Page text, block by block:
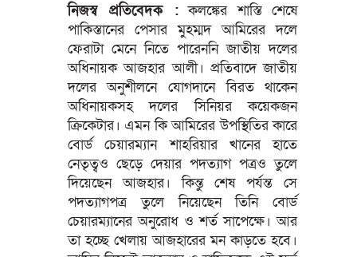
নিজস্ব প্রতিবেদক :কলঙ্কের শাস্তি শেষে
পাকিস্তানের পেসার মুহম্মদ আমিরের দলে
ফেরাটা মেনে নিতে পারেননি জাতীয় দলের
অধিনায়ক আজহার আলী। প্রতিবাদে জাতীয়
দলের অনুশীলনে যোগদানে বিরত থাকেন
অধিনায়কসহ দলের সিনিয়র কয়েকজন
ক্রিকেটার। এমন কি আমিরের উপস্থিতির কারে
বোর্ড চেয়ারম্যান শাহরিয়ার খানের হাতে
নেতৃত্বও ছেড়ে দেয়ার পদত্যাগ পত্রও তুলে
দিয়েছেন আজহার। কিন্তু শেষ পর্যন্ত সে
পদত্যাগপত্র তুলে নিয়েছেন তিনি বোর্ড
চেয়ারম্যানের অনুরোধ ও শর্ত সাপেক্ষে। আর
তা হচ্ছে খেলায় আজহারের মন কাড়তে হবে।